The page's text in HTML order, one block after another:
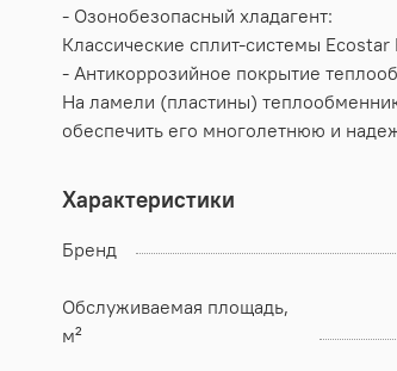
- Озонобезопасный хладагент:
Классические сплит-системы
- Антикоррозийное покрытие
На ламели (пластины)
обеспечить его многолетнюю и
Характеристики
Бренд
Обслуживаемая площадь,
м²